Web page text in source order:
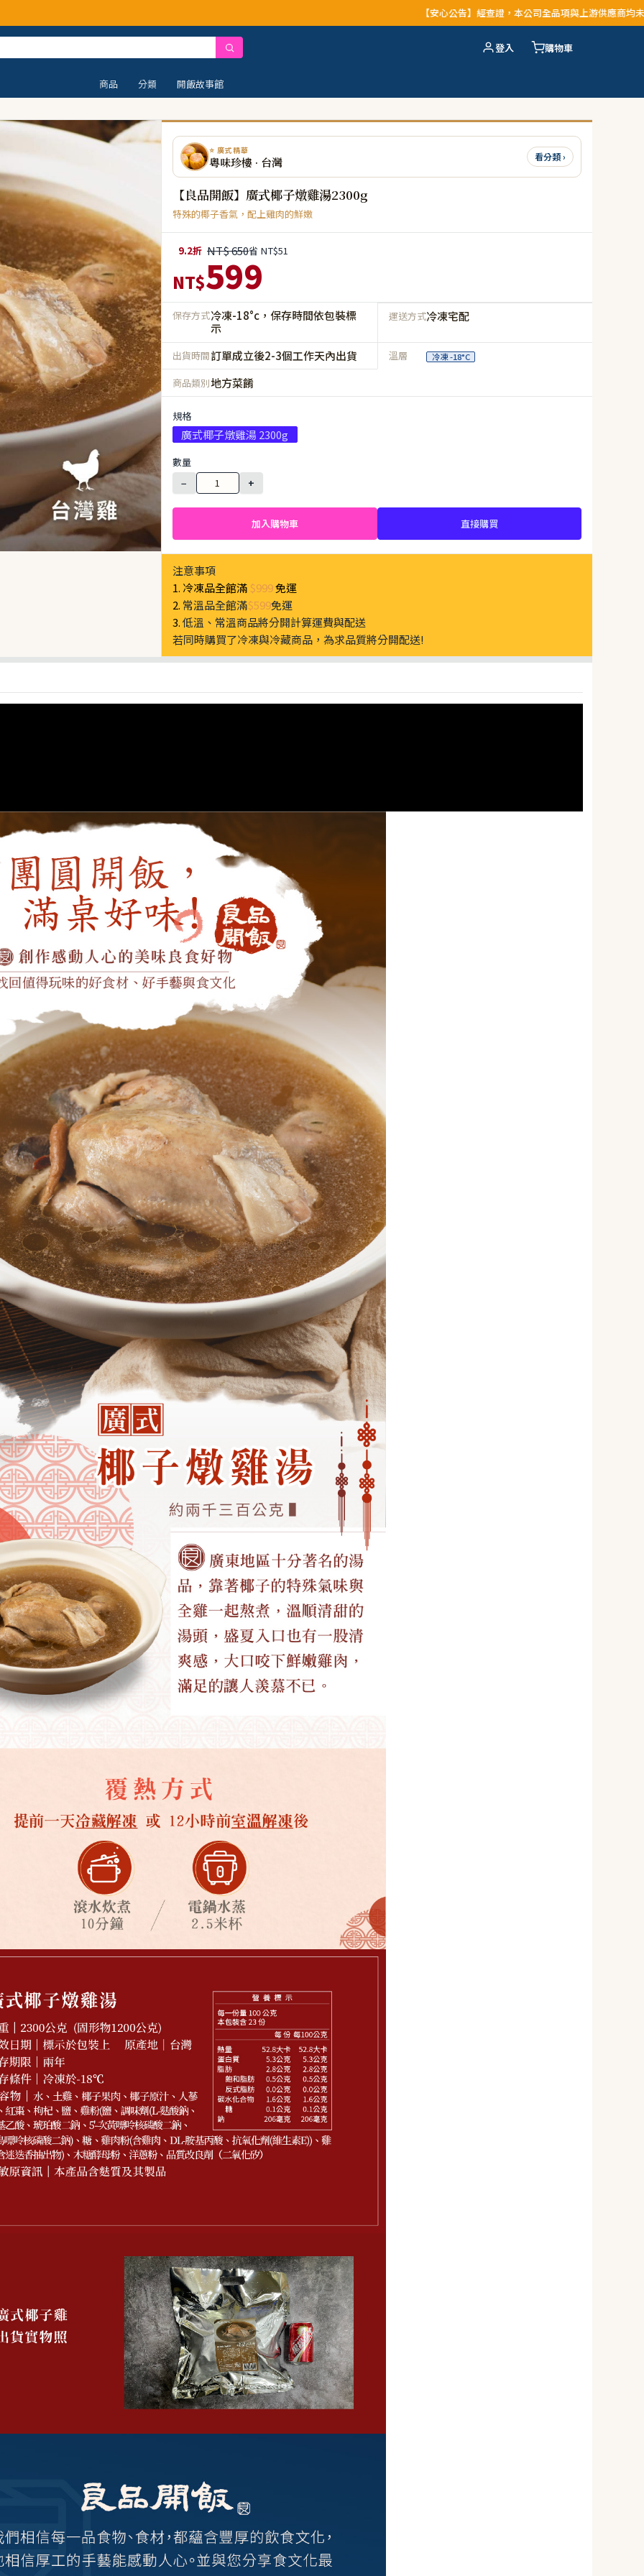
【安心公告】經查證，本公司全品項與上游供應商均未採用問題油品，
登入 購物車
商品 分類 開飯故事館
⭐ 廣式精華
粵味珍樓 · 台灣 看分類 ›
【良品開飯】廣式椰子燉雞湯2300g
特殊的椰子香氣，配上雞肉的鮮嫩
9.2折 NT$ 650省 NT$51
NT$599
保存方式冷凍-18°c，保存時間依包裝標
示
運送方式冷凍宅配
出貨時間訂單成立後2-3個工作天內出貨 溫層 冷凍 -18°C
商品類別地方菜餚
規格
廣式椰子燉雞湯 2300g
數量
−
+
加入購物車 直接購買
注意事項
1. 冷凍品全館滿 $999免運
2. 常溫品全館滿$599免運
3.低溫、常溫商品將分開計算運費與配送
若同時購買了冷凍與冷藏商品，為求品質將分開配送!